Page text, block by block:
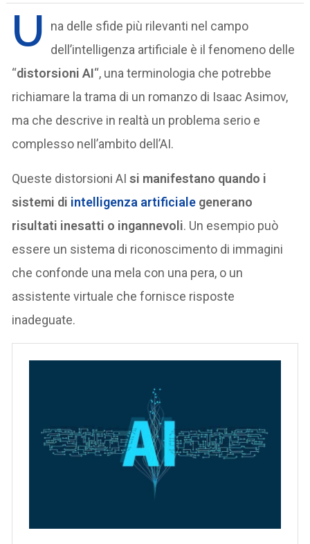
U
na delle sfide più rilevanti nel campo
dell’intelligenza artificiale è il fenomeno delle
“distorsioni AI“, una terminologia che potrebbe
richiamare la trama di un romanzo di Isaac Asimov,
ma che descrive in realtà un problema serio e
complesso nell’ambito dell’AI.
Queste distorsioni AIsi manifestano quando i
sistemi di intelligenza artificiale generano
risultati inesatti o ingannevoli. Un esempio può
essere un sistema di riconoscimento di immagini
che confonde una mela con una pera, o un
assistente virtuale che fornisce risposte
inadeguate.